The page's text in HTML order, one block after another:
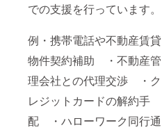
での支援を行っています。
例・携帯電話や不動産賃貸
物件契約補助 ・不動産管
理会社との代理交渉 ・ク
レジットカードの解約手
配 ・ハローワーク同行通